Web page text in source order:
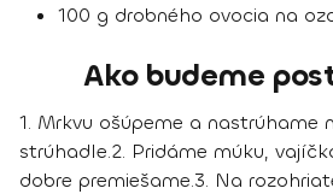
100 g drobného ovocia na
Ako budeme
1. Mrkvu ošúpeme a nastrúhame
strúhadle.2. Pridáme múku,
dobre premiešame.3. Na